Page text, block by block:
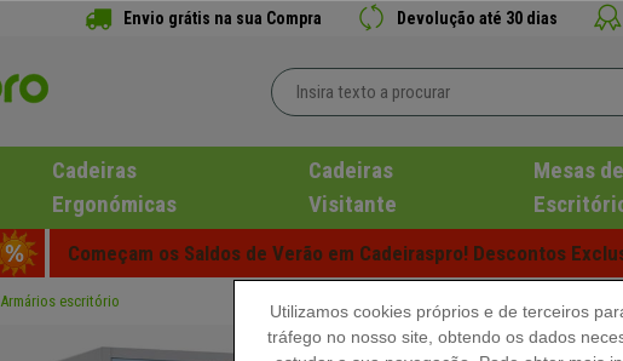
Envio grátis na sua Compra Devolução até 30 dias
Cadeiras
Ergonómicas
Cadeiras
Visitante
Mesas de
Começam os Saldos de Verão em Cadeiraspro! Descontos
Armários escritório
Utilizamos cookies próprios e de terceiros
tráfego no nosso site, obtendo os dados